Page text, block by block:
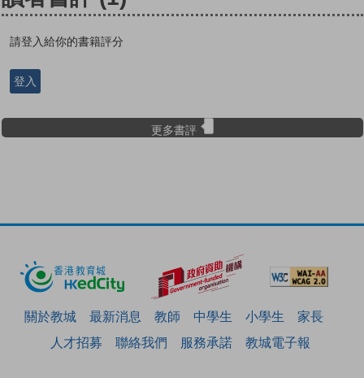
請登入給你的書籍評分
登入
更多書評
關於教城 最新消息 教師 中學生 小學生
家長
人才招募
聯絡我們 服務承諾 教城電子報